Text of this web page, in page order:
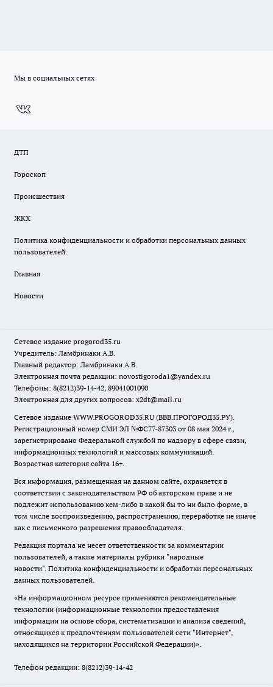
Мы в социальных сетях
ДТП
Гороскоп
Происшествия
ЖКХ
Политика конфиденциальности и обработки персональных данных
пользователей.
Главная
Новости
Сетевое издание progorod35.ru
Учредитель: Ламбринаки А.В.
Главный редактор: Ламбринаки А.В.
Электронная почта редакции: novostigoroda1@yandex.ru
Телефоны: 8(8212)39-14-42, 89041001090
Электронная для других вопросов: x2dt@mail.ru
Сетевое издание WWW.PROGOROD35.RU (ВВВ.ПРОГОРОД35.РУ).
Регистрационный номер СМИ ЭЛ №ФС77-87303 от 08 мая 2024 г.,
зарегистрировано Федеральной службой по надзору в сфере связи,
информационных технологий и массовых коммуникаций.
Возрастная категория сайта 16+.
Вся информация, размещенная на данном сайте, охраняется в
соответствии с законодательством РФ об авторском праве и не
подлежит использованию кем-либо в какой бы то ни было форме, в
том числе воспроизведению, распространению, переработке не иначе
как с письменного разрешения правообладателя.
Редакция портала не несет ответственности за комментарии
пользователей, а также материалы рубрики "народные
новости". Политика конфиденциальности и обработки персональных
данных пользователей.
«На информационном ресурсе применяются рекомендательные
технологии (информационные технологии предоставления
информации на основе сбора, систематизации и анализа сведений,
относящихся к предпочтениям пользователей сети "Интернет",
находящихся на территории Российской Федерации)».
Телефон редакции: 8(8212)39-14-42